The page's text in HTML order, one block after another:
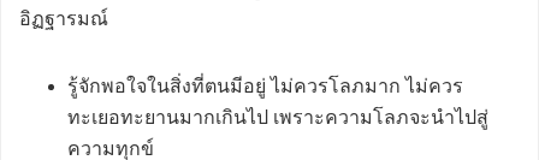
อิฏฐารมณ์
รู้จักพอใจในสิ่งที่ตนมีอยู่ ไม่ควรโลภมาก ไม่ควร
ทะเยอทะยานมากเกินไป เพราะความโลภจะนำไปสู่
ความทุกข์